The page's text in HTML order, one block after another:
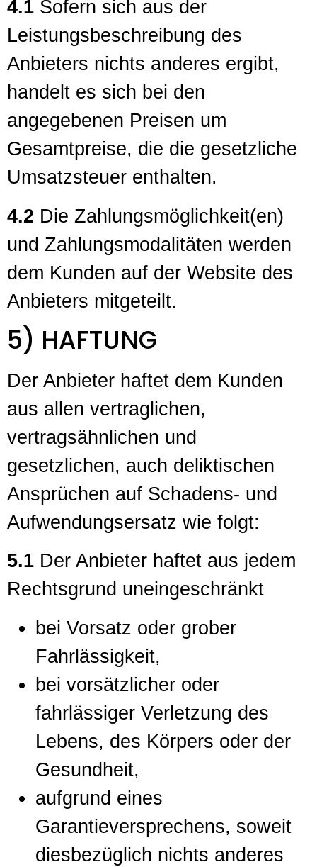
4.1 Sofern sich aus der
Leistungsbeschreibung des
Anbieters nichts anderes ergibt,
handelt es sich bei den
angegebenen Preisen um
Gesamtpreise, die die gesetzliche
Umsatzsteuer enthalten.
4.2 Die Zahlungsmöglichkeit(en)
und Zahlungsmodalitäten werden
dem Kunden auf der Website des
Anbieters mitgeteilt.
5) HAFTUNG
Der Anbieter haftet dem Kunden
aus allen vertraglichen,
vertragsähnlichen und
gesetzlichen, auch deliktischen
Ansprüchen auf Schadens- und
Aufwendungsersatz wie folgt:
5.1 Der Anbieter haftet aus jedem
Rechtsgrund uneingeschränkt
bei Vorsatz oder grober
Fahrlässigkeit,
bei vorsätzlicher oder
fahrlässiger Verletzung des
Lebens, des Körpers oder der
Gesundheit,
aufgrund eines
Garantieversprechens, soweit
diesbezüglich nichts anderes